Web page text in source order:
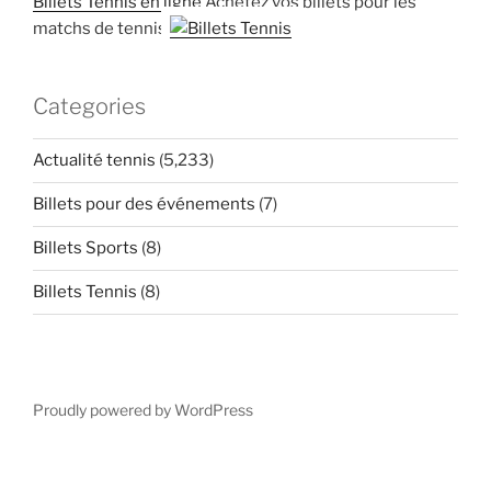
matchs de tennis
Categories
Actualité tennis (5,233)
Billets pour des événements (7)
Billets Sports (8)
Billets Tennis (8)
Proudly powered by WordPress